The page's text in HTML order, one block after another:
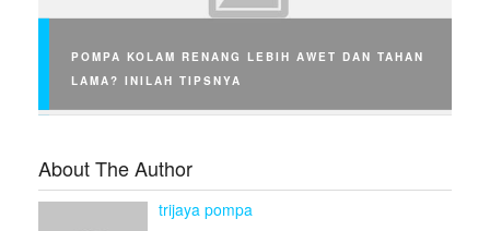
POMPA KOLAM RENANG LEBIH AWET DAN TAHAN
LAMA? INILAH TIPSNYA
About The Author
trijaya pompa